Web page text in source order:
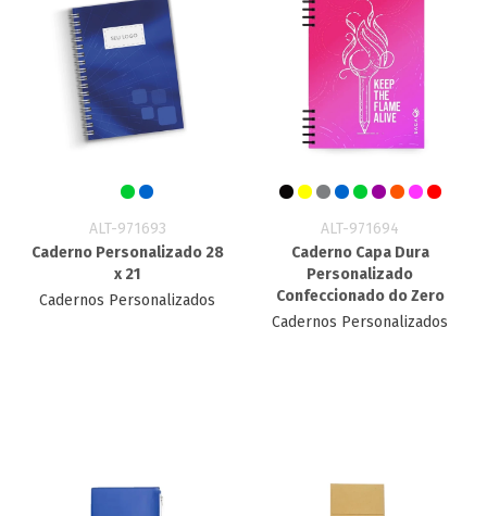
ALT-971693
Caderno Personalizado 28
x 21
Cadernos Personalizados
ALT-971694
Caderno Capa Dura
Personalizado
Confeccionado do Zero
Cadernos Personalizados